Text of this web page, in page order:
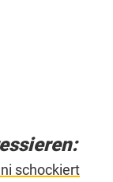
schockiert